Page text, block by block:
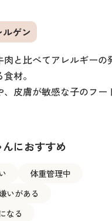
ゲン
と比べてアレルギーの
材。
皮膚が敏感な子のフー
におすすめ
体重管理中
いがある
なる